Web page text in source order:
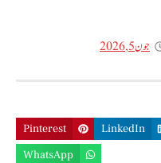
جون 5, 2026
LinkedIn
Pinterest
WhatsApp